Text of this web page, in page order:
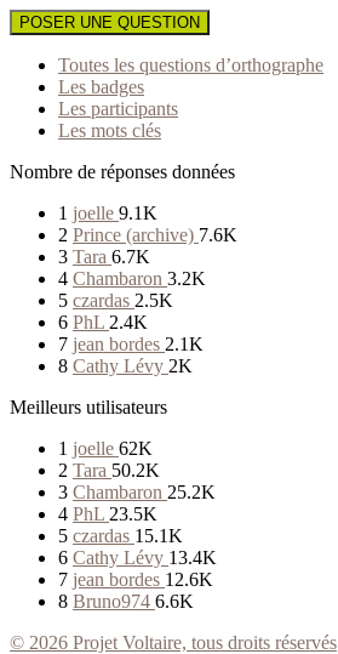
POSER UNE QUESTION
Toutes les questions d’orthographe
Les badges
Les participants
Les mots clés
Nombre de réponses données
1 joelle 9.1K
2 Prince (archive) 7.6K
3 Tara 6.7K
4 Chambaron 3.2K
5 czardas 2.5K
6 PhL 2.4K
7 jean bordes 2.1K
8 Cathy Lévy 2K
Meilleurs utilisateurs
1 joelle 62K
2 Tara 50.2K
3 Chambaron 25.2K
4 PhL 23.5K
5 czardas 15.1K
6 Cathy Lévy 13.4K
7 jean bordes 12.6K
8 Bruno974 6.6K
© 2026 Projet Voltaire, tous droits réservés